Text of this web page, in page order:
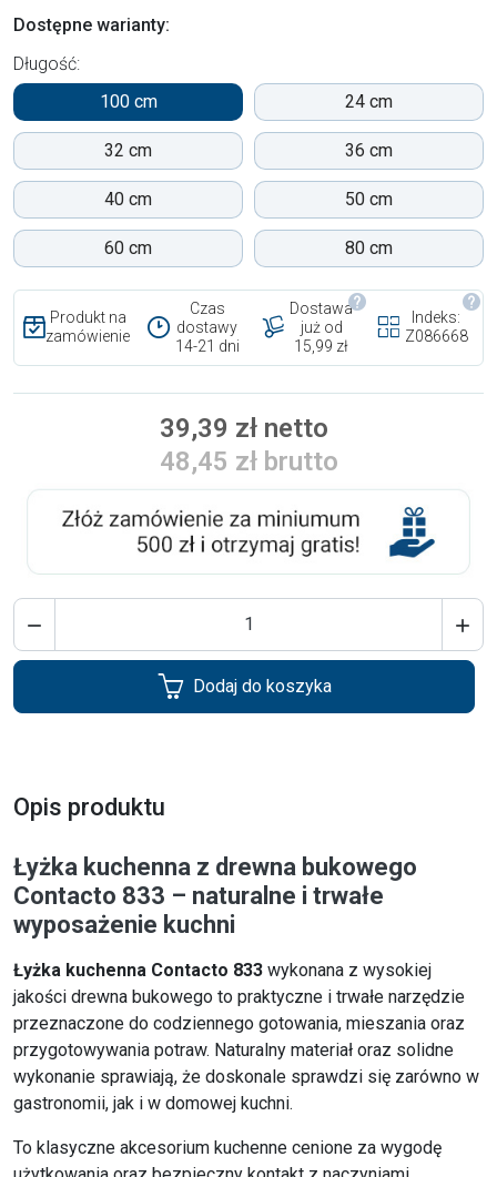
Dostępne warianty:
Długość:
100 cm
24 cm
32 cm 36 cm
40 cm 50 cm
60 cm 80 cm
Produkt na
zamówienie
Czas
dostawy
14-21 dni
Dostawa
już od
15,99 zł
Indeks:
Z086668
39,39 zł netto
48,45 zł brutto
 
Dodaj do koszyka
Opis produktu
Łyżka kuchenna z drewna bukowego
Contacto 833 – naturalne i trwałe
wyposażenie kuchni
Łyżka kuchenna Contacto 833 wykonana z wysokiej
jakości drewna bukowego to praktyczne i trwałe narzędzie
przeznaczone do codziennego gotowania, mieszania oraz
przygotowywania potraw. Naturalny materiał oraz solidne
wykonanie sprawiają, że doskonale sprawdzi się zarówno w
gastronomii, jak i w domowej kuchni.
To klasyczne akcesorium kuchenne cenione za wygodę